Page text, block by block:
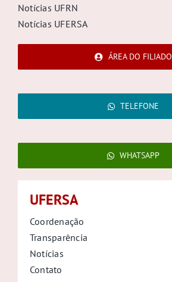
Notícias UFRN
Notícias UFERSA
ÁREA DO FILIADO
TELEFONE
WHATSAPP
UFERSA
Coordenação
Transparência
Notícias
Contato